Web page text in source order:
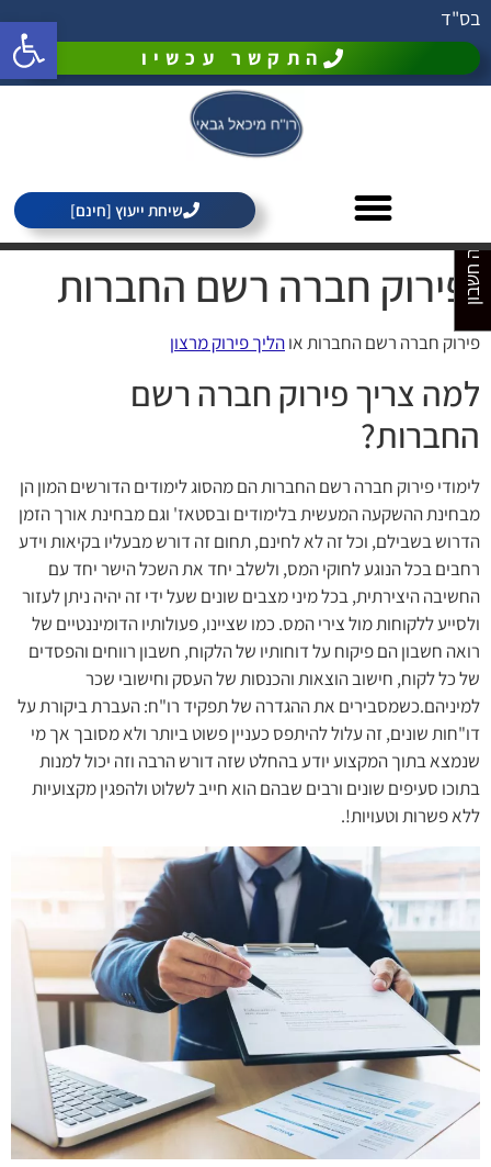
פתח
בס"ד
התקשר עכשיו
שיחת ייעוץ [חינם]
פירוק חברה רשם החברות
פירוק חברה רשם החברות אוהליך פירוק מרצון
למה צריך פירוק חברה רשם
החברות?
לימודי פירוק חברה רשם החברות הם מהסוג לימודים הדורשים המון הן
מבחינת ההשקעה המעשית בלימודים ובסטאז' וגם מבחינת אורך הזמן
הדרוש בשבילם, וכל זה לא לחינם, תחום זה דורש מבעליו בקיאות וידע
רחבים בכל הנוגע לחוקי המס, ולשלב יחד את השכל הישר יחד עם
החשיבה היצירתית, בכל מיני מצבים שונים שעל ידי זה יהיה ניתן לעזור
ולסייע ללקוחות מול צירי המס. כמו שציינו, פעולותיו הדומיננטיים של
רואה חשבון הם פיקוח על דוחותיו של הלקוח, חשבון רווחים והפסדים
של כל לקוח, חישוב הוצאות והכנסות של העסק וחישובי שכר
למיניהם.כשמסבירים את ההגדרה של תפקיד רו"ח: העברת ביקורת על
דו"חות שונים, זה עלול להיתפס כעניין פשוט ביותר ולא מסובך אך מי
שנמצא בתוך המקצוע יודע בהחלט שזה דורש הרבה וזה יכול למנות
בתוכו סעיפים שונים ורבים שבהם הוא חייב לשלוט ולהפגין מקצועיות
ללא פשרות וטעויות!.
מחירון רואה חשבון